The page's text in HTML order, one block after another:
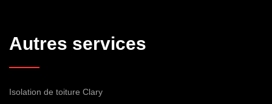
Autres services
Isolation de toiture Clary